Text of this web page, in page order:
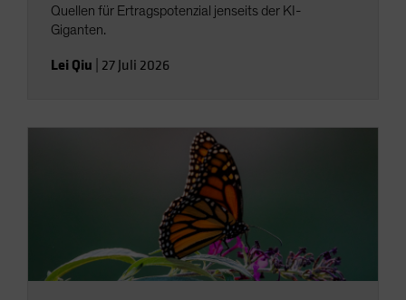
Quellen für Ertragspotenzial jenseits der KI-
Giganten.
Lei Qiu 27 Juli 2026